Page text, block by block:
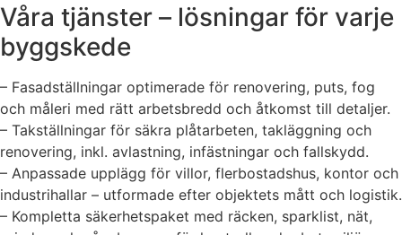
Våra tjänster – lösningar för varje
byggskede
– Fasadställningar optimerade för renovering, puts, fog
och måleri med rätt arbetsbredd och åtkomst till detaljer.
– Takställningar för säkra plåtarbeten, takläggning och
renovering, inkl. avlastning, infästningar och fallskydd.
– Anpassade upplägg för villor, flerbostadshus, kontor och
industrihallar – utformade efter objektets mått och logistik.
– Kompletta säkerhetspaket med räcken, sparklist, nät,